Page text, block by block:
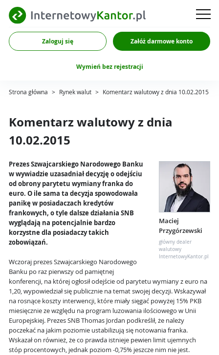
Zaloguj się Załóż darmowe konto
Wymień bez rejestracji
Strona główna > Rynek walut > Komentarz walutowy z dnia 10.02.2015
Komentarz walutowy z dnia
10.02.2015
Maciej
Przygórzewski
główny dealer
walutowy
InternetowyKantor.pl
Prezes Szwajcarskiego Narodowego Banku
w wywiadzie uzasadniał decyzję o odejściu
od obrony parytetu wymiany franka do
euro. O ile sama ta decyzja spowodowała
panikę w posiadaczach kredytów
frankowych, o tyle dalsze działania SNB
wyglądają na potencjalnie bardzo
korzystne dla posiadaczy takich
zobowiązań.
Wczoraj prezes Szwajcarskiego Narodowego
Banku po raz pierwszy od pamiętnej
konferencji, na której ogłosił odejście od parytetu wymiany z euro na
1,20, wypowiedział się publicznie na temat swojej decyzji. Wskazywał
na rosnące koszty interwencji, które miały sięgać powyżej 15% PKB
miesięcznie ze względu na program luzowania ilościowego w Unii
Europejskiej. Prezes SNB Thomas Jordan podkreślił, że należy
poczekać na jakim poziomie ustabilizują się notowania franka.
Wskazał on również, że co prawda istnieje pewien limit ujemnych
stóp procentowych, jednak poziom -0,75% jeszcze nim nie jest.